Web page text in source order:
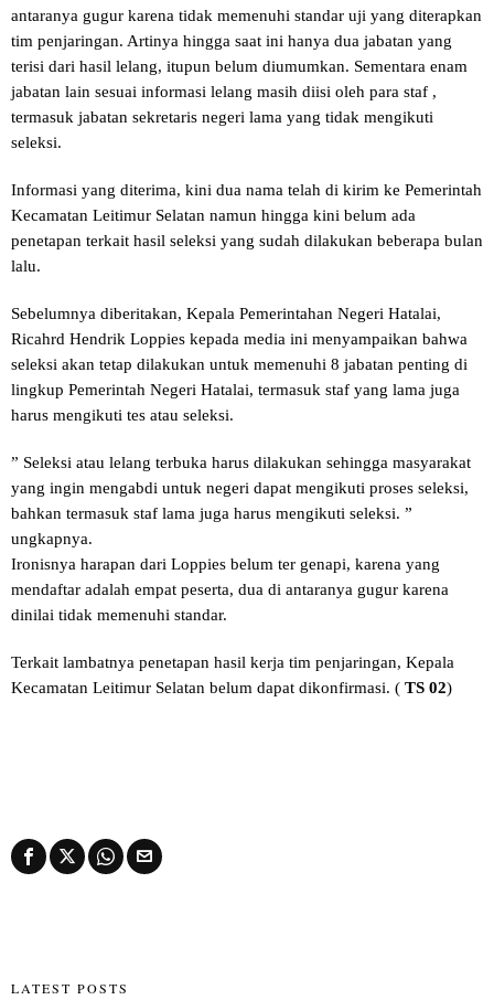
antaranya gugur karena tidak memenuhi standar uji yang diterapkan
tim penjaringan. Artinya hingga saat ini hanya dua jabatan yang
terisi dari hasil lelang, itupun belum diumumkan. Sementara enam
jabatan lain sesuai informasi lelang masih diisi oleh para staf ,
termasuk jabatan sekretaris negeri lama yang tidak mengikuti
seleksi.
Informasi yang diterima, kini dua nama telah di kirim ke Pemerintah
Kecamatan Leitimur Selatan namun hingga kini belum ada
penetapan terkait hasil seleksi yang sudah dilakukan beberapa bulan
lalu.
Sebelumnya diberitakan, Kepala Pemerintahan Negeri Hatalai,
Ricahrd Hendrik Loppies kepada media ini menyampaikan bahwa
seleksi akan tetap dilakukan untuk memenuhi 8 jabatan penting di
lingkup Pemerintah Negeri Hatalai, termasuk staf yang lama juga
harus mengikuti tes atau seleksi.
” Seleksi atau lelang terbuka harus dilakukan sehingga masyarakat
yang ingin mengabdi untuk negeri dapat mengikuti proses seleksi,
bahkan termasuk staf lama juga harus mengikuti seleksi. ”
ungkapnya.
Ironisnya harapan dari Loppies belum ter genapi, karena yang
mendaftar adalah empat peserta, dua di antaranya gugur karena
dinilai tidak memenuhi standar.
Terkait lambatnya penetapan hasil kerja tim penjaringan, Kepala
Kecamatan Leitimur Selatan belum dapat dikonfirmasi. ( TS 02)
LATEST POSTS